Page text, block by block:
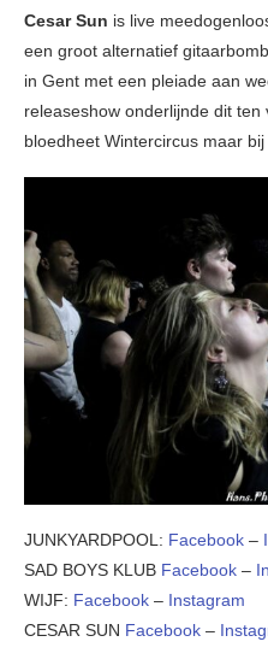
Cesar Sun is live
een groot alternatief
in Gent met een pleiade aan
releaseshow onderlijnde dit
bloedheet Wintercircus maar
JUNKYARDPOOL: Facebook –
SAD BOYS KLUB Facebook –
WIJF: Facebook – Instagram
CESAR SUN Facebook –